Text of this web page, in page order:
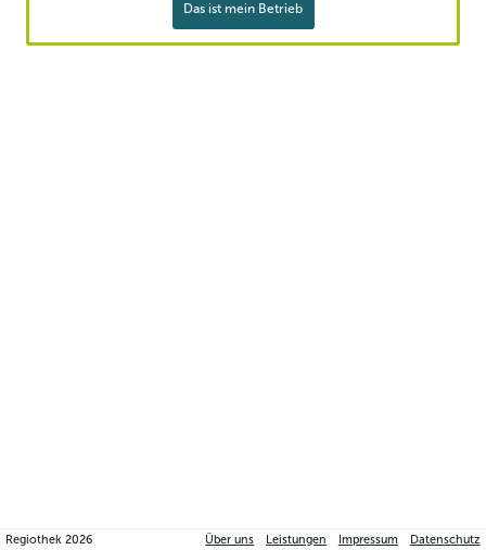
Das ist mein Betrieb
Regiothek2026 Über uns Leistungen Impressum Datenschutz